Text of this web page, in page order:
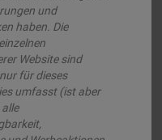
und
haben. Die
Website sind
für dieses
umfasst (ist aber